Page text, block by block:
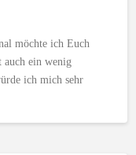
möchte ich Euch
auch ein wenig
ich mich sehr